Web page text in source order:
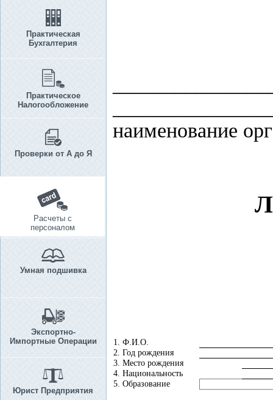
Практическая
Бухгалтерия
Практическое
Налогообложение
Проверки от А до Я
Расчеты с
персоналом
Умная подшивка
Экспортно-
Импортные Операции
Юрист Предприятия
наименование
1. Ф.И.О.
2. Год рождения
3. Место рождения
4. Национальность
5. Образование